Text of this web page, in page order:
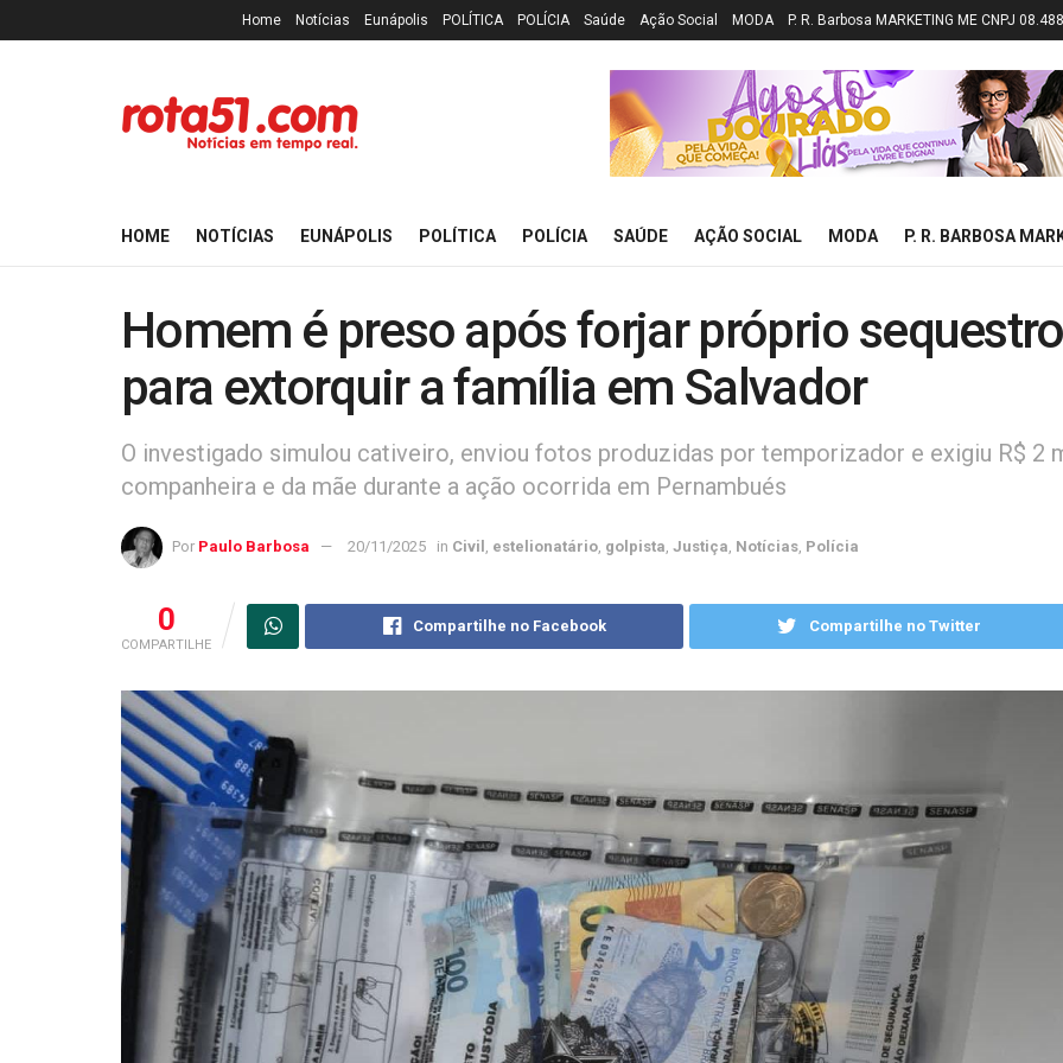
Home Notícias Eunápolis POLÍTICA POLÍCIA Saúde Ação Social MODA P. R. Barbosa MARKETING ME CNPJ
HOME NOTÍCIAS EUNÁPOLIS POLÍTICA POLÍCIA SAÚDE AÇÃO SOCIAL MODA P. R. BARBOSA
Homem é preso após forjar próprio sequestro
para extorquir a família em Salvador
O investigado simulou cativeiro, enviou fotos produzidas por temporizador e exigiu R$ 2
companheira e da mãe durante a ação ocorrida em Pernambués
Por Paulo Barbosa 20/11/2025 in Civil estelionatário golpista Justiça Notícias Polícia
0
COMPARTILHE
Compartilhe no Facebook Compartilhe no Twitter